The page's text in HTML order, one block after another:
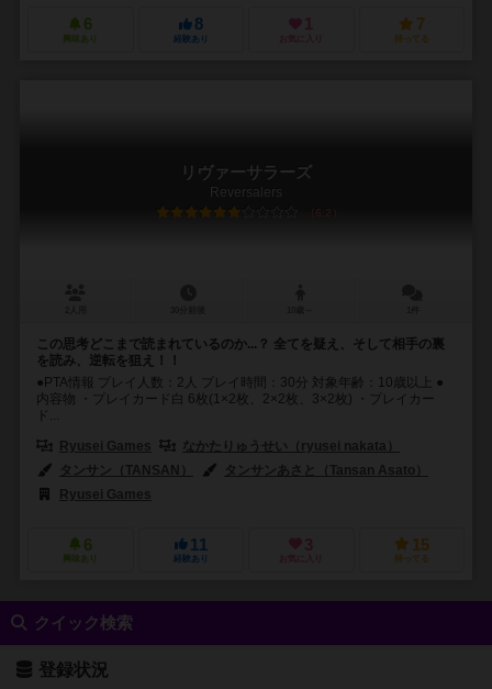
6
興味あり
8
経験あり
1
お気に入り
7
持ってる
リヴァーサラーズ
Reversalers
6.2
この思考どこまで読まれているのか...？ 全てを疑え、そして相手の裏
を読み、逆転を狙え！！
●PTA情報 プレイ人数：2人 プレイ時間：30分 対象年齢：10歳以上 ●
内容物 ・プレイカード白 6枚(1×2枚、2×2枚、3×2枚) ・プレイカー
ド...
Ryusei Games
なかたりゅうせい（ryusei nakata）
タンサン（TANSAN）
タンサンあさと（Tansan Asato）
Ryusei Games
6
興味あり
11
経験あり
3
お気に入り
15
持ってる
クイック検索
登録状況